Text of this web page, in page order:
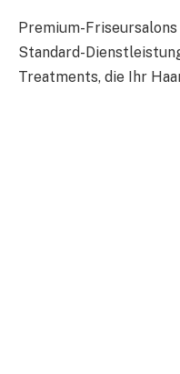
Premium-
Standard-
Treatments, die Ihr